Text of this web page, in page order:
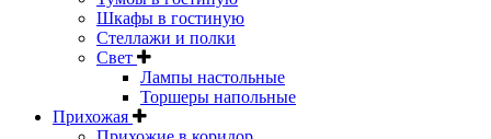
Шкафы в гостиную
Стеллажи и полки
Свет
Лампы настольные
Торшеры напольные
Прихожая